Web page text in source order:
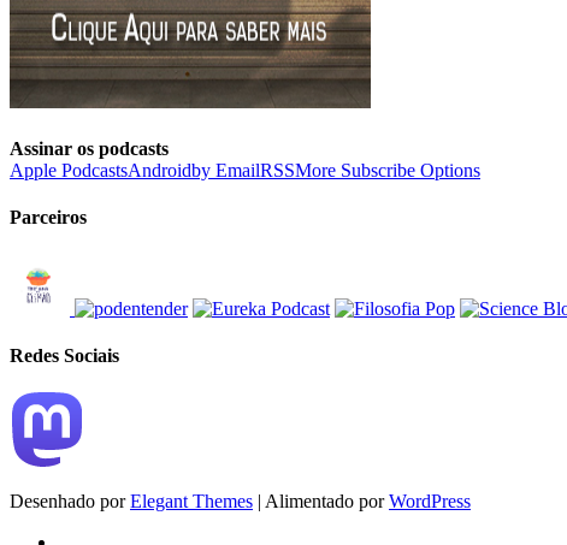
Assinar os podcasts
Apple PodcastsAndroidby EmailRSSMore Subscribe Options
Parceiros
Redes Sociais
Desenhado porElegant Themes | Alimentado porWordPress